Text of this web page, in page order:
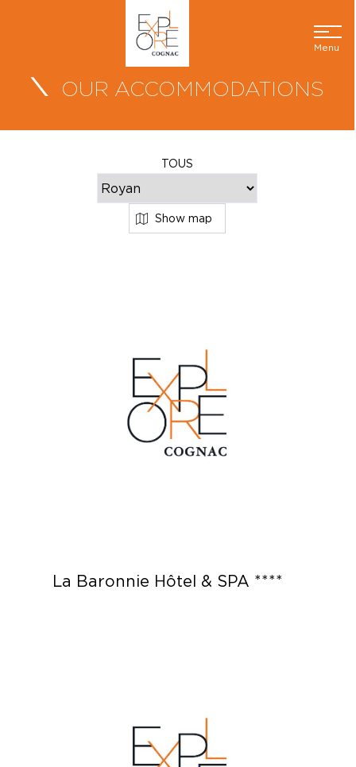
Menu
OUR ACCOMMODATIONS
TOUS
Show map
La Baronnie Hôtel & SPA ****